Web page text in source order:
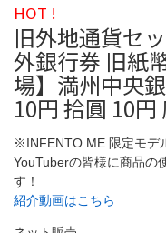
HOT !
旧外地通貨セ
外銀行券 旧紙
場】満州中央
10円 拾圓 10円
※INFENTO.ME 限定モデ
YouTuberの皆様に商品の
す！
紹介動画はこちら